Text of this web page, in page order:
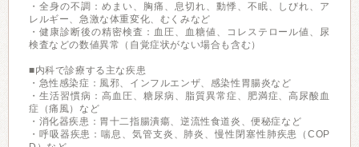
・全身の不調：めまい、胸痛、息切れ、動悸、不眠、しびれ、ア
レルギー、急激な体重変化、むくみなど
・健康診断後の精密検査：血圧、血糖値、コレステロール値、尿
検査などの数値異常（自覚症状がない場合も含む）
■内科で診療する主な疾患
・急性感染症：風邪、インフルエンザ、感染性胃腸炎など
・生活習慣病：高血圧、糖尿病、脂質異常症、肥満症、高尿酸血
症（痛風）など
・消化器疾患：胃十二指腸潰瘍、逆流性食道炎、便秘症など
・呼吸器疾患：喘息、気管支炎、肺炎、慢性閉塞性肺疾患（COP